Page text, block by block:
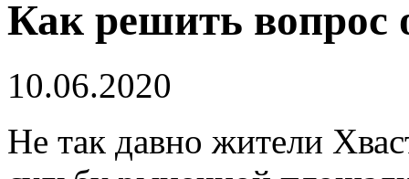
Как решить вопрос
10.06.2020
Не так давно жители